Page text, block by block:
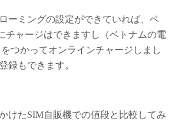
ーミングの設定ができていれば、ベ
チャージはできますし（ベトナムの電
つかってオンラインチャージしまし
録もできます。
けたSIM自販機での値段と比較してみ